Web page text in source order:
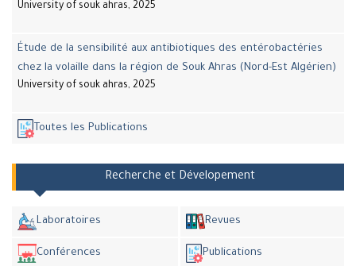
University of souk ahras, 2025
Étude de la sensibilité aux antibiotiques des entérobactéries
chez la volaille dans la région de Souk Ahras (Nord-Est Algérien)
University of souk ahras, 2025
Toutes les Publications
Recherche et Dévelopement
Laboratoires Revues
Conférences Publications